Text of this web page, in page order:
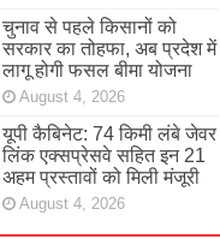
चुनाव से पहले किसानों को
सरकार का तोहफा, अब प्रदेश में
लागू होगी फसल बीमा योजना
August 4, 2026
यूपी कैबिनेट: 74 किमी लंबे जेवर
लिंक एक्सप्रेसवे सहित इन 21
अहम प्रस्तावों को मिली मंजूरी
August 4, 2026